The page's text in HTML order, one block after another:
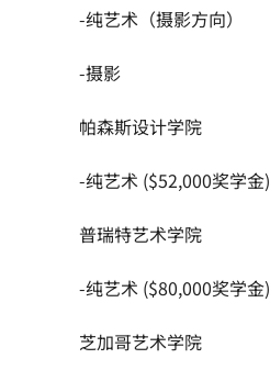
-纯艺术（摄影方向）
-摄影
帕森斯设计学院
-纯艺术 ($52,000奖学金)
普瑞特艺术学院
-纯艺术 ($80,000奖学金)
芝加哥艺术学院